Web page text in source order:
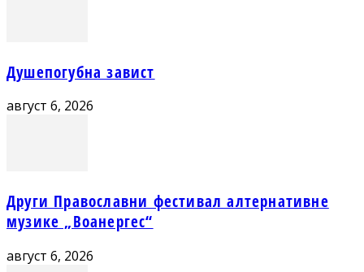
Душепогубна завист
август 6, 2026
Други Православни фестивал алтернативне
музике „Воанергес“
август 6, 2026